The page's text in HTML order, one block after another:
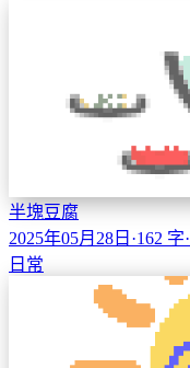
半塊豆腐
2025年05月28日 ·162 字·
日常